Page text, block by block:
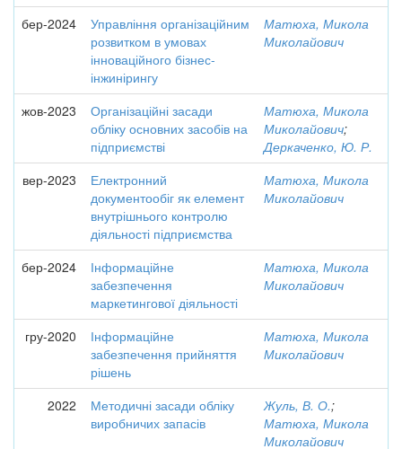
бер-2024
Управління організаційним
розвитком в умовах
інноваційного бізнес-
інжинірингу
Матюха, Микола
Миколайович
жов-2023
Організаційні засади
обліку основних засобів на
підприємстві
Матюха, Микола
Миколайович;
Деркаченко, Ю. Р.
вер-2023
Електронний
документообіг як елемент
внутрішнього контролю
діяльності підприємства
Матюха, Микола
Миколайович
бер-2024
Інформаційне
забезпечення
маркетингової діяльності
Матюха, Микола
Миколайович
гру-2020
Інформаційне
забезпечення прийняття
рішень
Матюха, Микола
Миколайович
2022
Методичні засади обліку
виробничих запасів
Жуль, В. О.;
Матюха, Микола
Миколайович